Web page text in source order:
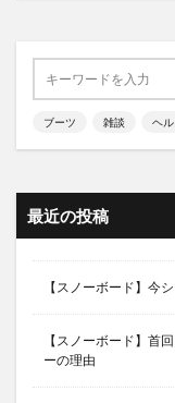
ブーツ 雑談 ヘ
最近の投稿
【スノーボード】今
【スノーボード】首
ーの理由